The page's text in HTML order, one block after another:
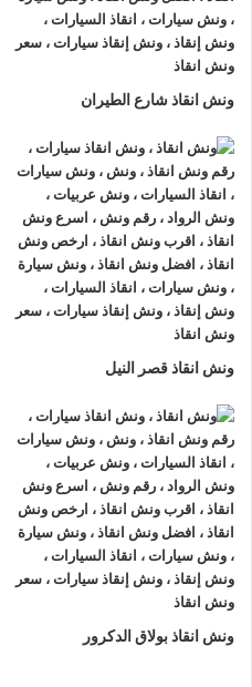
الاميرية او على الطريق وذلك
الأسبوع.
2- الأمان
السيارة امنة تماما حتي الوصول
3- الخبرة
فريق عمل شركة الرواد لإنقاذ و
السياراتوتثبيتها عليونش الانقاذ
في اختيار أسرع الطرق.
تنتشر
اوناش الانقاذ في الاميرية
انحاء الجمهورية وهو ما يسمح
اليك خلال 15 دقيقة بحد اقصي.
ونش انقاذ الروادلدينا دائماونش
إنقاذ سيارتك وأخذك الي اقرب
الان ولا تتردد
نحن نعمل على مدار الساعة ،
ونش انقاذ شارع الطيران
ونش انقاذ قصر النيل
ونش انقاذ بولاق الدكرور